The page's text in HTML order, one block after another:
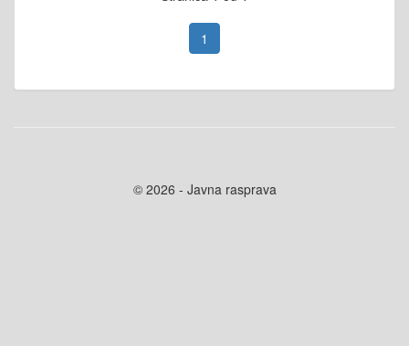
1
© 2026 - Javna rasprava